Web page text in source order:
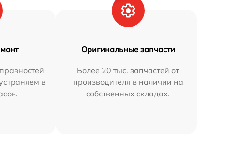
в
Оригинальные запчасти
Более 20 тыс. запчастей от
производителя в наличии на
собственных складах.